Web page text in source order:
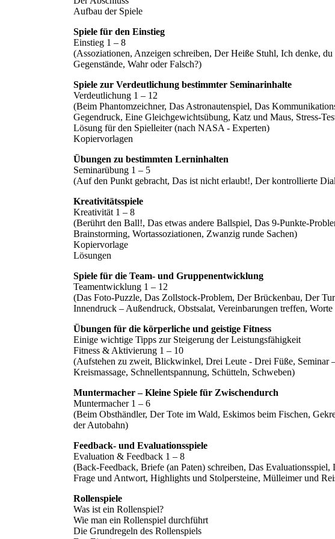
Aufbau der Spiele
Spiele für den Einstieg
Einstieg 1 – 8
(Assoziationen, Anzeigen schreiben, Der Heiße Stuhl, Ich denke,
Gegenstände, Wahr oder Falsch?)
Spiele zur Verdeutlichung bestimmter Seminarinhalte
Verdeutlichung 1 – 12
(Beim Phantomzeichner, Das Astronautenspiel, Das
Gegendruck, Eine Gleichgewichtsübung, Katz und Maus, Stress-
Lösung für den Spielleiter (nach NASA - Experten)
Kopiervorlagen
Übungen zu bestimmten Lerninhalten
Seminarübung 1 – 5
(Auf den Punkt gebracht, Das ist nicht erlaubt!, Der kontrollierte
Kreativitätsspiele
Kreativität 1 – 8
(Berührt den Ball!, Das etwas andere Ballspiel, Das 9-Punkte-
Brainstorming, Wortassoziationen, Zwanzig runde Sachen)
Kopiervorlage
Lösungen
Spiele für die Team- und Gruppenentwicklung
Teamentwicklung 1 – 12
(Das Foto-Puzzle, Das Zollstock-Problem, Der Brückenbau, Der
Innendruck – Außendruck, Obstsalat, Vereinbarungen treffen,
Übungen für die körperliche und geistige Fitness
Einige wichtige Tipps zur Steigerung der Leistungsfähigkeit
Fitness & Aktivierung 1 – 10
(Aufstehen zu zweit, Blickwinkel, Drei Leute - Drei Füße, Seminar
Kreismassage, Schnellentspannung, Schütteln, Schweben)
Muntermacher – Kleine Spiele für Zwischendurch
Muntermacher 1 – 6
(Beim Obsthändler, Der Tote im Wald, Eskimos beim Fischen,
der Autobahn)
Feedback- und Evaluationsspiele
Evaluation & Feedback 1 – 8
(Back-Feedback, Briefe (an Paten) schreiben, Das
Frage und Antwort, Highlights und Stolpersteine, Mülleimer und
Rollenspiele
Was ist ein Rollenspiel?
Wie man ein Rollenspiel durchführt
Die Grundregeln des Rollenspiels